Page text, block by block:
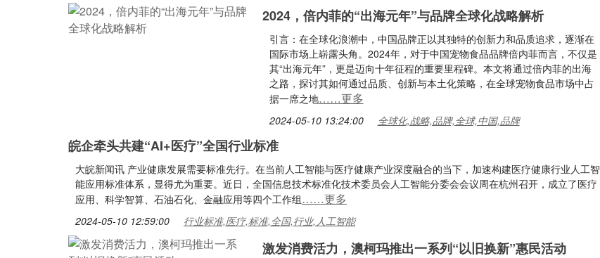
2024，倍内菲的“出海元年”与品牌全球化战略解析
引言：在全球化浪潮中，中国品牌正以其独特的创新力和品质追求，逐渐在
国际市场上崭露头角。2024年，对于中国宠物食品品牌倍内菲而言，不仅是
其“出海元年”，更是迈向十年征程的重要里程碑。本文将通过倍内菲的出海
之路，探讨其如何通过品质、创新与本土化策略，在全球宠物食品市场中占
据一席之地……更多
2024-05-10 13:24:00 全球化,战略,品牌,全球,中国,品牌
皖企牵头共建“AI+医疗”全国行业标准
大皖新闻讯 产业健康发展需要标准先行。在当前人工智能与医疗健康产业深度融合的当下，加速构建医疗健康行业人工智
能应用标准体系，显得尤为重要。近日，全国信息技术标准化技术委员会人工智能分委会会议周在杭州召开，成立了医疗
应用、科学智算、石油石化、金融应用等四个工作组……更多
2024-05-10 12:59:00 行业标准,医疗,标准,全国,行业,人工智能
激发消费活力，澳柯玛推出一系列“以旧换新”惠民活动